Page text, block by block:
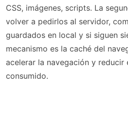
CSS, imágenes, scripts. La
volver a pedirlos al servidor,
guardados en local y si siguen
mecanismo es la caché del
acelerar la navegación y reducir
consumido.